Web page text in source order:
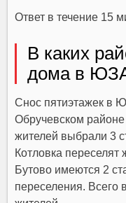
Ответ в течение 15
В каких
дома в
Снос пятиэтажек в
Обручевском
жителей выбрали 3
Котловка
Бутово имеются 2
переселения. Всего